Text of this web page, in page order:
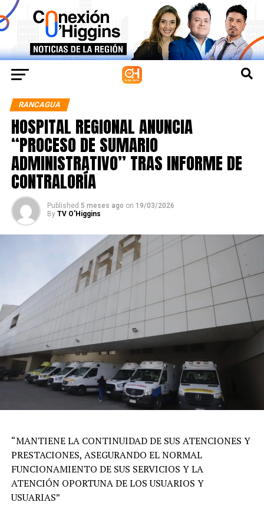
RANCAGUA
HOSPITAL REGIONAL ANUNCIA
“PROCESO DE SUMARIO
ADMINISTRATIVO” TRAS INFORME DE
CONTRALORÍA
Published 5 meses ago on 19/03/2026
By TV O'Higgins
“MANTIENE LA CONTINUIDAD DE SUS ATENCIONES Y
PRESTACIONES, ASEGURANDO EL NORMAL
FUNCIONAMIENTO DE SUS SERVICIOS Y LA
ATENCIÓN OPORTUNA DE LOS USUARIOS Y
USUARIAS”